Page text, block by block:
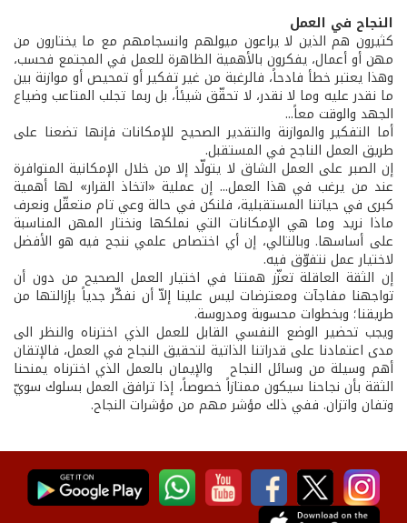
النجاح في العمل
كثيرون هم الذين لا يراعون ميولهم وانسجامهم مع ما يختارون من
مهن أو أعمال، يفكرون بالأهمية الظاهرة للعمل في المجتمع فحسب،
وهذا يعتبر خطأ فادحاً، فالرغبة من غير تفكير أو تمحيص أو موازنة بين
ما نقدر عليه وما لا نقدر، لا تحقّق شيئاً، بل ربما تجلب المتاعب وضياع
الجهد والوقت معاً...
أما التفكير والموازنة والتقدير الصحيح للإمكانات فإنها تضعنا على
طريق العمل الناجح في المستقبل.
إن الصبر على العمل الشاق لا يتولّد إلا من خلال الإمكانية المتوافرة
عند من يرغب في هذا العمل... إن عملية «اتخاذ القرار» لها أهمية
كبرى في حياتنا المستقبلية، فلنكن في حالة وعي تام متعقّل ونعرف
ماذا نريد وما هي الإمكانات التي نملكها ونختار المهن المناسبة
على أساسها. وبالتالي، إن أي اختصاص علمي ننجح فيه هو الأفضل
لاختيار عمل نتفوّق فيه.
إن الثقة العاقلة تعزّز همتنا في اختيار العمل الصحيح من دون أن
تواجهنا مفاجآت ومعترضات ليس علينا إلاّ أن نفكّر جدياً بإزالتها من
طريقنا؛ وبخطوات محسوبة ومدروسة.
ويجب تحضير الوضع النفسي القابل للعمل الذي اخترناه والنظر الى
مدى اعتمادنا على قدراتنا الذاتية لتحقيق النجاح في العمل، فالإتقان
أهم وسيلة من وسائل النجاح والإيمان بالعمل الذي اخترناه يمنحنا
الثقة بأن نجاحنا سيكون ممتازاً خصوصاً، إذا ترافق العمل بسلوك سويّ
وتفان واتزان. ففي ذلك مؤشر مهم من مؤشرات النجاح.